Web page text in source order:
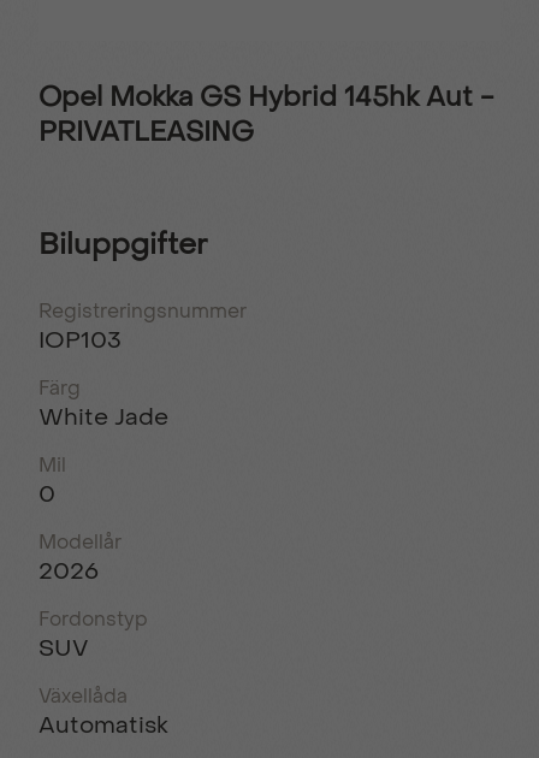
Opel Mokka GS Hybrid 145hk Aut -
PRIVATLEASING
Biluppgifter
Registreringsnummer
IOP103
Färg
White Jade
Mil
0
Modellår
2026
Fordonstyp
SUV
Växellåda
Automatisk